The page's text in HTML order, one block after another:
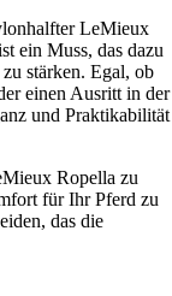
LeMieux
ein Muss, das dazu
stärken. Egal, ob
einen Ausritt in der
und Praktikabilität
Ropella zu
für Ihr Pferd zu
das die